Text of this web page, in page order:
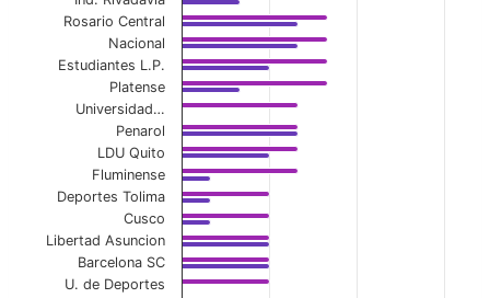
View as data table, Away First-Half Avg
The chart has 1 X axis displaying categories.
The chart has 1 Y axis displaying values. Data ranges
Rosario Central
Nacional
Estudiantes L.P.
Platense
Universidad…
Penarol
LDU Quito
Fluminense
Deportes Tolima
Cusco
Libertad Asuncion
Barcelona SC
U. de Deportes